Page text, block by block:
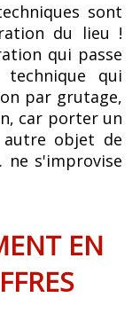
sont
du lieu !
qui passe
qui
par grutage,
car porter un
objet de
ne s'improvise
EN